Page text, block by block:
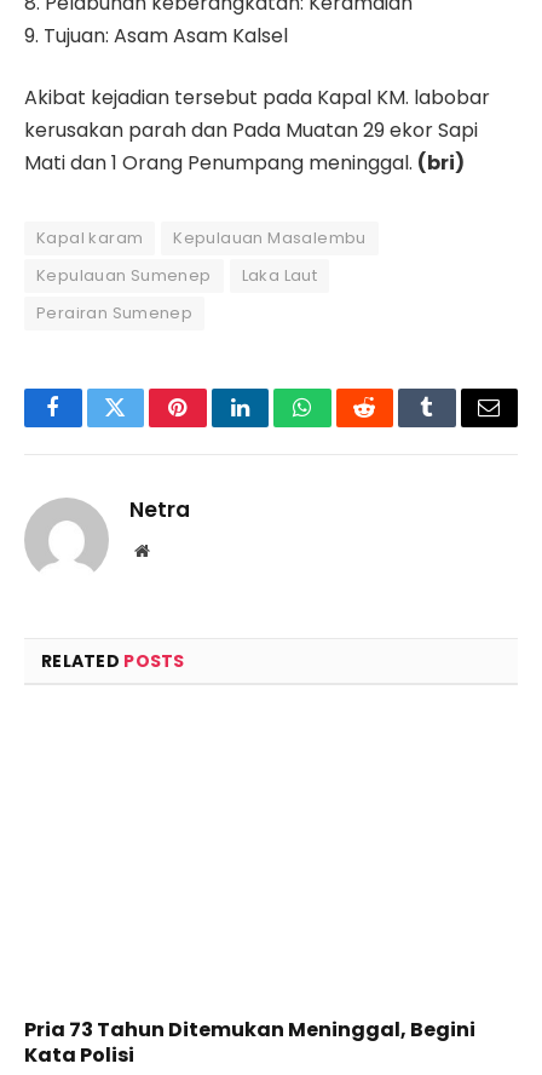
9. Tujuan: Asam Asam Kalsel
Akibat kejadian tersebut pada Kapal KM. labobar
kerusakan parah dan Pada Muatan 29 ekor Sapi
Mati dan 1 Orang Penumpang meninggal. (bri)
Kapal karam
Kepulauan Masalembu
Kepulauan Sumenep
Laka Laut
Perairan Sumenep
FacebookTwitterPinterestLinkedInWhatsAppRedditTumblrEmail
Netra
Website
RELATED POSTS
Pria 73 Tahun Ditemukan Meninggal, Begini
Kata Polisi